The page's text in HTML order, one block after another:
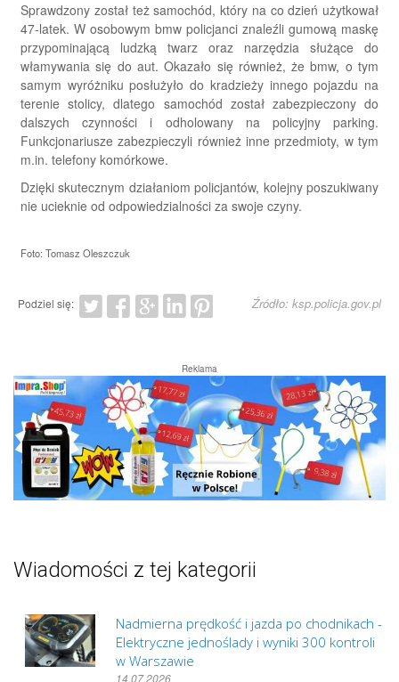
Sprawdzony został też samochód, który na co dzień użytkował
47-latek. W osobowym bmw policjanci znaleźli gumową maskę
przypominającą ludzką twarz oraz narzędzia służące do
włamywania się do aut. Okazało się również, że bmw, o tym
samym wyróżniku posłużyło do kradzieży innego pojazdu na
terenie stolicy, dlatego samochód został zabezpieczony do
dalszych czynności i odholowany na policyjny parking.
Funkcjonariusze zabezpieczyli również inne przedmioty, w tym
m.in. telefony komórkowe.
Dzięki skutecznym działaniom policjantów, kolejny poszukiwany
nie ucieknie od odpowiedzialności za swoje czyny.
Foto: Tomasz Oleszczuk
Podziel się: Źródło: ksp.policja.gov.pl
Reklama
Wiadomości z tej kategorii
Nadmierna prędkość i jazda po chodnikach -
Elektryczne jednoślady i wyniki 300 kontroli
w Warszawie
14.07.2026